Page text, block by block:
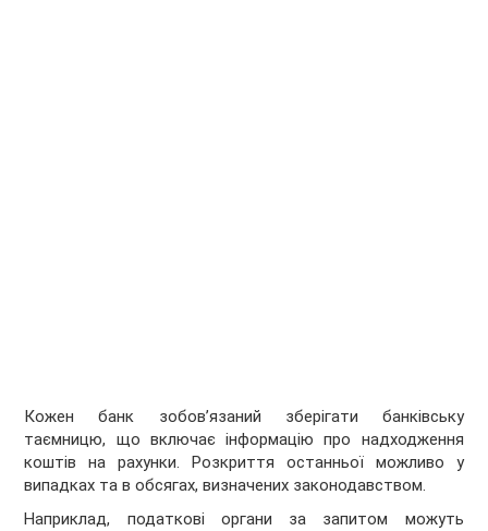
Кожен банк зобов’язаний зберігати банківську
таємницю, що включає інформацію про надходження
коштів на рахунки. Розкриття останньої можливо у
випадках та в обсягах, визначених законодавством.
Наприклад, податкові органи за запитом можуть